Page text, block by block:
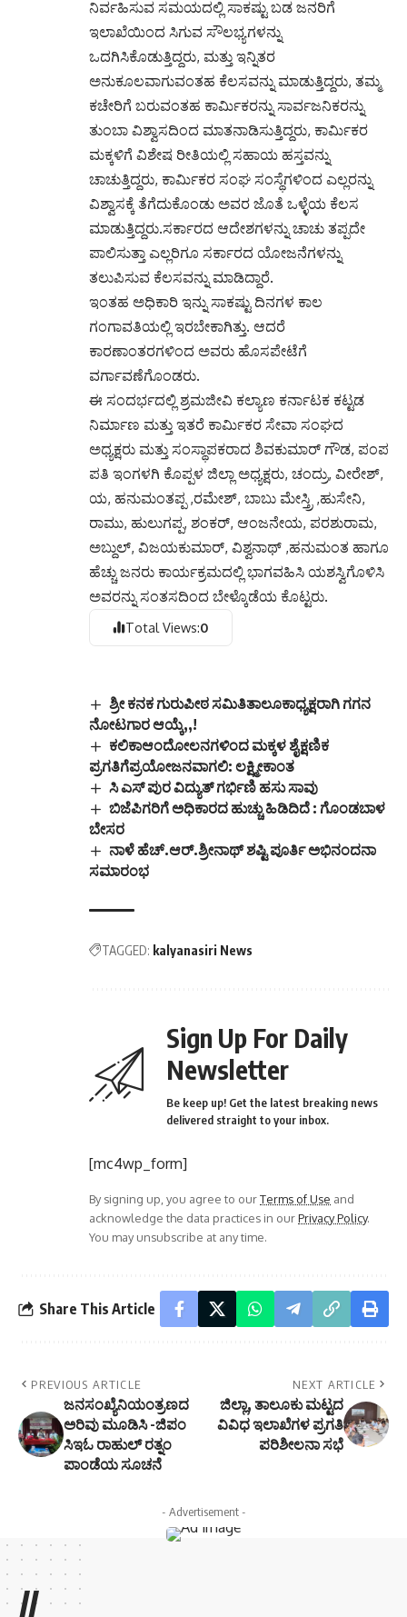
ನಿರ್ವಹಿಸುವ ಸಮಯದಲ್ಲಿ ಸಾಕಷ್ಟು ಬಡ ಜನರಿಗೆ
ಇಲಾಖೆಯಿಂದ ಸಿಗುವ ಸೌಲಭ್ಯಗಳನ್ನು
ಒದಗಿಸಿಕೊಡುತ್ತಿದ್ದರು, ಮತ್ತು ಇನ್ನಿತರ
ಅನುಕೂಲವಾಗುವಂತಹ ಕೆಲಸವನ್ನು ಮಾಡುತ್ತಿದ್ದರು, ತಮ್ಮ
ಕಚೇರಿಗೆ ಬರುವಂತಹ ಕಾರ್ಮಿಕರನ್ನು ಸಾರ್ವಜನಿಕರನ್ನು
ತುಂಬಾ ವಿಶ್ವಾಸದಿಂದ ಮಾತನಾಡಿಸುತ್ತಿದ್ದರು, ಕಾರ್ಮಿಕರ
ಮಕ್ಕಳಿಗೆ ವಿಶೇಷ ರೀತಿಯಲ್ಲಿ ಸಹಾಯ ಹಸ್ತವನ್ನು
ಚಾಚುತ್ತಿದ್ದರು, ಕಾರ್ಮಿಕರ ಸಂಘ ಸಂಸ್ಥೆಗಳಿಂದ ಎಲ್ಲರನ್ನು
ವಿಶ್ವಾಸಕ್ಕೆ ತೆಗೆದುಕೊಂಡು ಅವರ ಜೊತೆ ಒಳ್ಳೆಯ ಕೆಲಸ
ಮಾಡುತ್ತಿದ್ದರು.ಸರ್ಕಾರದ ಆದೇಶಗಳನ್ನು ಚಾಚು ತಪ್ಪದೇ
ಪಾಲಿಸುತ್ತಾ ಎಲ್ಲರಿಗೂ ಸರ್ಕಾರದ ಯೋಜನೆಗಳನ್ನು
ತಲುಪಿಸುವ ಕೆಲಸವನ್ನು ಮಾಡಿದ್ದಾರೆ.
ಇಂತಹ ಅಧಿಕಾರಿ ಇನ್ನು ಸಾಕಷ್ಟು ದಿನಗಳ ಕಾಲ
ಗಂಗಾವತಿಯಲ್ಲಿ ಇರಬೇಕಾಗಿತ್ತು. ಆದರೆ
ಕಾರಣಾಂತರಗಳಿಂದ ಅವರು ಹೊಸಪೇಟೆಗೆ
ವರ್ಗಾವಣೆಗೊಂಡರು.
ಈ ಸಂದರ್ಭದಲ್ಲಿ ಶ್ರಮಜೀವಿ ಕಲ್ಯಾಣ ಕರ್ನಾಟಕ ಕಟ್ಟಡ
ನಿರ್ಮಾಣ ಮತ್ತು ಇತರೆ ಕಾರ್ಮಿಕರ ಸೇವಾ ಸಂಘದ
ಅಧ್ಯಕ್ಷರು ಮತ್ತು ಸಂಸ್ಥಾಪಕರಾದ ಶಿವಕುಮಾರ್ ಗೌಡ, ಪಂಪ
ಪತಿ ಇಂಗಳಗಿ ಕೊಪ್ಪಳ ಜಿಲ್ಲಾ ಅಧ್ಯಕ್ಷರು, ಚಂದ್ರು, ವೀರೇಶ್,
ಯ, ಹನುಮಂತಪ್ಪ ,ರಮೇಶ್, ಬಾಬು ಮೇಸ್ತ್ರಿ ,ಹುಸೇನಿ,
ರಾಮು, ಹುಲುಗಪ್ಪ, ಶಂಕರ್, ಆಂಜನೇಯ, ಪರಶುರಾಮ,
ಅಬ್ದುಲ್, ವಿಜಯಕುಮಾರ್, ವಿಶ್ವನಾಥ್ ,ಹನುಮಂತ ಹಾಗೂ
ಹೆಚ್ಚು ಜನರು ಕಾರ್ಯಕ್ರಮದಲ್ಲಿ ಭಾಗವಹಿಸಿ ಯಶಸ್ವಿಗೊಳಿಸಿ
ಅವರನ್ನು ಸಂತಸದಿಂದ ಬೇಳ್ಕೊಡೆಯ ಕೊಟ್ಟರು.
Total Views:0
ಶ್ರೀ ಕನಕ ಗುರುಪೀಠ ಸಮಿತಿತಾಲೂಕಾಧ್ಯಕ್ಷರಾಗಿ ಗಗನ
ನೋಟಗಾರ ಆಯ್ಕೆ,,!
ಕಲಿಕಾಆಂದೋಲನಗಳಿಂದ ಮಕ್ಕಳ ಶೈಕ್ಷಣಿಕ
ಪ್ರಗತಿಗೆಪ್ರಯೋಜನವಾಗಲಿ: ಲಕ್ಷ್ಮೀಕಾಂತ
ಸಿ ಎಸ್ ಪುರ ವಿದ್ಯುತ್ ಗರ್ಭಿಣಿ ಹಸು ಸಾವು
ಬಿಜೆಪಿಗರಿಗೆ ಅಧಿಕಾರದ ಹುಚ್ಚು ಹಿಡಿದಿದೆ : ಗೊಂಡಬಾಳ
ಬೇಸರ
ನಾಳೆ ಹೆಚ್.ಆರ್.ಶ್ರೀನಾಥ್ ಶಷ್ಟಿ ಪೂರ್ತಿ ಅಭಿನಂದನಾ
ಸಮಾರಂಭ
TAGGED: kalyanasiri News
Sign Up For Daily
Newsletter
Be keep up! Get the latest breaking news
delivered straight to your inbox.
[mc4wp_form]
By signing up, you agree to ourTerms of Use and
acknowledge the data practices in ourPrivacy Policy.
You may unsubscribe at any time.
Share This Article
PREVIOUS ARTICLE
ಜನಸಂಖ್ಯೆನಿಯಂತ್ರಣದ
ಅರಿವು ಮೂಡಿಸಿ -ಜಿಪಂ
ಸಿಇಓ ರಾಹುಲ್ ರತ್ನಂ
ಪಾಂಡೆಯ ಸೂಚನೆ
NEXT ARTICLE
ಜಿಲ್ಲಾ, ತಾಲೂಕು ಮಟ್ಟದ
ವಿವಿಧ ಇಲಾಖೆಗಳ ಪ್ರಗತಿ
ಪರಿಶೀಲನಾ ಸಭೆ
- Advertisement -
//